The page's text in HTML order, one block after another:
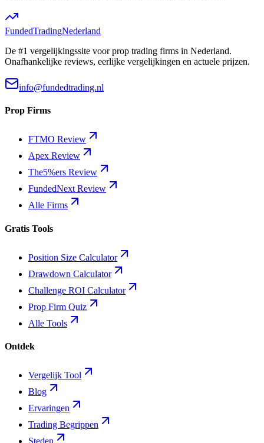
FundedTradingNederland
De #1 vergelijkingssite voor prop trading firms in Nederland.
Onafhankelijke reviews, eerlijke vergelijkingen en actuele prijzen.
info@fundedtrading.nl
Prop Firms
FTMO Review
Apex Review
The5%ers Review
FundedNext Review
Alle Firms
Gratis Tools
Position Size Calculator
Drawdown Calculator
Challenge ROI Calculator
Prop Firm Quiz
Alle Tools
Ontdek
Vergelijk Tool
Blog
Ervaringen
Trading Begrippen